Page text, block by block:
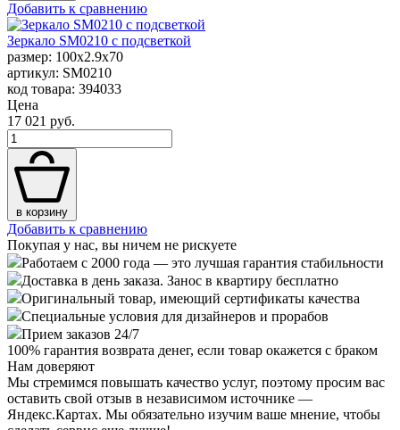
Добавить к сравнению
Зеркало SM0210 с подсветкой
размер: 100x2.9x70
артикул: SM0210
код товара: 394033
Цена
17 021 руб.
в корзину
Добавить к сравнению
Покупая у нас, вы ничем не рискуете
Работаем с 2000 года — это лучшая гарантия стабильности
Доставка в день заказа. Занос в квартиру бесплатно
Оригинальный товар, имеющий сертификаты качества
Специальные условия для дизайнеров и прорабов
Прием заказов 24/7
100% гарантия возврата денег, если товар окажется с браком
Нам доверяют
Мы стремимся повышать качество услуг, поэтому просим вас
оставить свой отзыв в независимом источнике —
Яндекс.Картах. Мы обязательно изучим ваше мнение, чтобы